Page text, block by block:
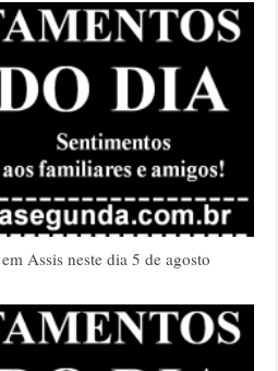
Assis neste dia 5 de agosto